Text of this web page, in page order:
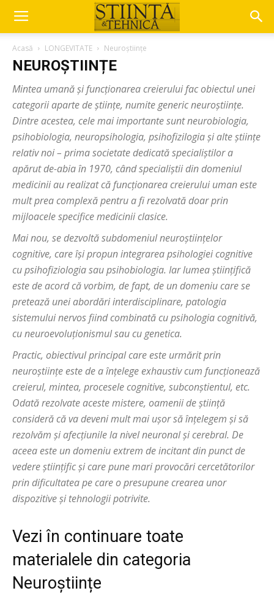
Acasă LONGEVITATE Neuroștiințe
NEUROȘTIINȚE
Mintea umană și funcționarea creierului fac obiectul unei
categorii aparte de științe, numite generic neuroștiințe.
Dintre acestea, cele mai importante sunt neurobiologia,
psihobiologia, neuropsihologia, psihofizilogia și alte științe
relativ noi – prima societate dedicată specialiștilor a
apărut de-abia în 1970, când specialiștii din domeniul
medicinii au realizat că funcționarea creierului uman este
mult prea complexă pentru a fi rezolvată doar prin
mijloacele specifice medicinii clasice.
Mai nou, se dezvoltă subdomeniul neuroștiințelor
cognitive, care își propun integrarea psihologiei cognitive
cu psihofiziologia sau psihobiologia. Iar lumea științifică
este de acord că vorbim, de fapt, de un domeniu care se
pretează unei abordări interdisciplinare, patologia
sistemului nervos fiind combinată cu psihologia cognitivă,
cu neuroevoluționismul sau cu genetica.
Practic, obiectivul principal care este urmărit prin
neuroștiințe este de a înțelege exhaustiv cum funcționează
creierul, mintea, procesele cognitive, subconștientul, etc.
Odată rezolvate aceste mistere, oamenii de știință
consideră că va deveni mult mai ușor să înțelegem și să
rezolvăm și afecțiunile la nivel neuronal și cerebral. De
aceea este un domeniu extrem de incitant din punct de
vedere științific și care pune mari provocări cercetătorilor
prin dificultatea pe care o presupune crearea unor
dispozitive și tehnologii potrivite.
Vezi în continuare toate
materialele din categoria
Neuroștiințe